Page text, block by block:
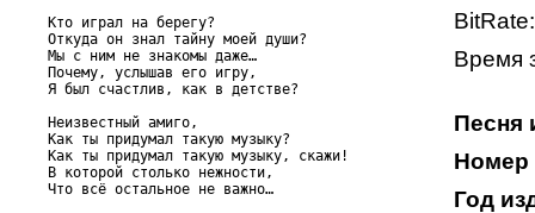
Кто играл на берегу?
Откуда он знал тайну моей души?
Мы с ним не знакомы даже…
Почему, услышав его игру,
Я был счастлив, как в детстве?
Неизвестный амиго,
Как ты придумал такую музыку?
Как ты придумал такую музыку, скажи!
В которой столько нежности,
Что всё остальное не важно…
Время
Песня
Номер
Год